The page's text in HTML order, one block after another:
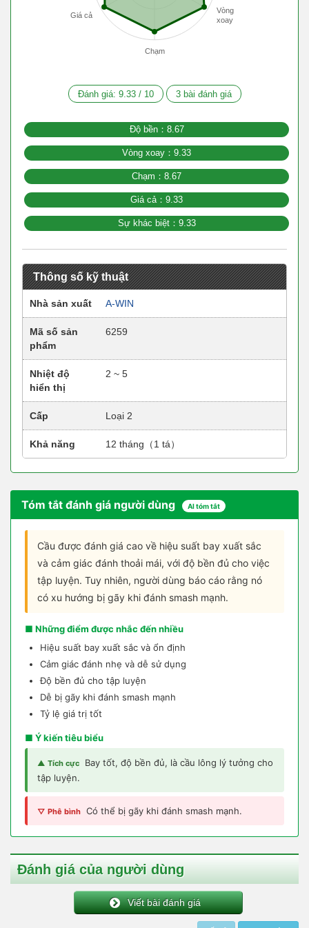
Vòng
xoay
Chạm
Giá cả
Đánh giá: 9.33/ 10 3bài đánh giá
Độ bền：8.67
Vòng xoay：9.33
Chạm：8.67
Giá cả：9.33
Sự khác biệt：9.33
Thông số kỹ thuật
Nhà sản xuất A-WIN
Mã số sản
phẩm
6259
Nhiệt độ
hiển thị
2 ~ 5
Cấp Loại 2
Khả năng 12 tháng（1 tá）
Tóm tắt đánh giá người dùng AI tóm tắt
Cầu được đánh giá cao về hiệu suất bay xuất sắc
và cảm giác đánh thoải mái, với độ bền đủ cho việc
tập luyện. Tuy nhiên, người dùng báo cáo rằng nó
có xu hướng bị gãy khi đánh smash mạnh.
■ Những điểm được nhắc đến nhiều
Hiệu suất bay xuất sắc và ổn định
Cảm giác đánh nhẹ và dễ sử dụng
Độ bền đủ cho tập luyện
Dễ bị gãy khi đánh smash mạnh
Tỷ lệ giá trị tốt
■ Ý kiến tiêu biểu
▲ Tích cực
Bay tốt, độ bền đủ, là cầu lông lý tưởng cho
tập luyện.
▽ Phê bình Có thể bị gãy khi đánh smash mạnh.
Đánh giá của người dùng
Viết bài đánh giá